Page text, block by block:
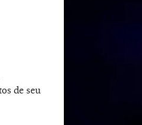
de seu